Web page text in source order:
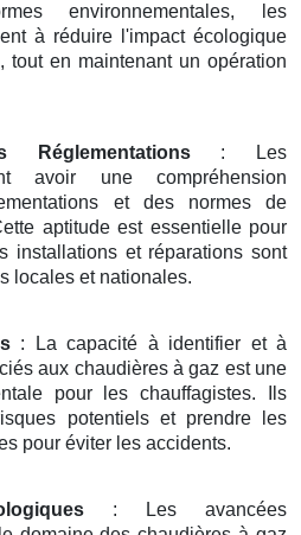
environnementales, les
à réduire l'impact écologique
tout en maintenant un opération
Réglementations: Les
avoir une compréhension
et des normes de
aptitude est essentielle pour
installations et réparations sont
locales et nationales.
: La capacité à identifier et à
aux chaudières à gaz est une
pour les chauffagistes. Ils
potentiels et prendre les
pour éviter les accidents.
: Les avancées